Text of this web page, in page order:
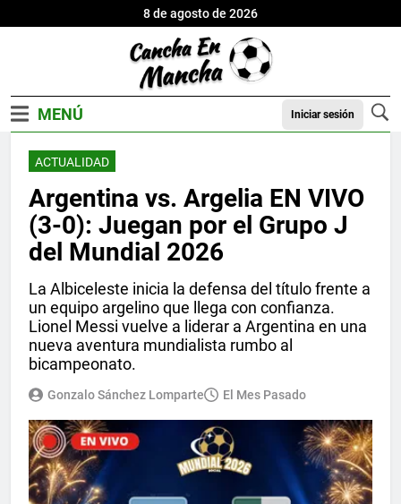
8 de agosto de 2026
Iniciar sesión
ACTUALIDAD
Argentina vs. Argelia EN VIVO
(3-0): Juegan por el Grupo J
del Mundial 2026
La Albiceleste inicia la defensa del título frente a
un equipo argelino que llega con confianza.
Lionel Messi vuelve a liderar a Argentina en una
nueva aventura mundialista rumbo al
bicampeonato.
Gonzalo Sánchez Lomparte El Mes Pasado